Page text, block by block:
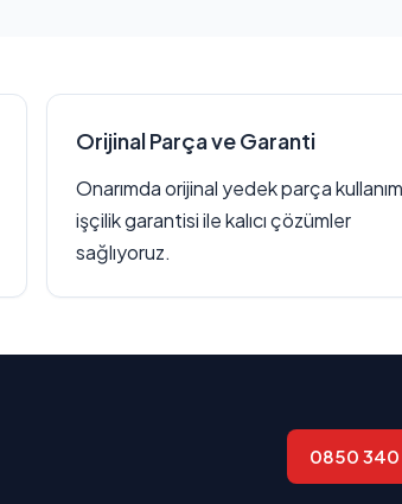
Orijinal Parça ve Garanti
Onarımda orijinal yedek parça
işçilik garantisi ile kalıcı çözümler
sağlıyoruz.
0850 340